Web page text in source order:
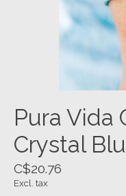
Pura Vida
Crystal
C$20.76
Excl. tax